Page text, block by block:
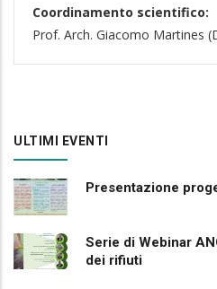
Coordinamento scientifico:
Prof. Arch. Giacomo Martines
ULTIMI EVENTI
Presentazione
Serie di Webinar
dei rifiuti